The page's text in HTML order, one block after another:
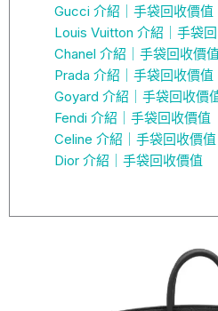
Gucci 介紹｜手袋回收價值
Louis Vuitton 介紹｜手袋
Chanel 介紹｜手袋回收價值
Prada 介紹｜手袋回收價值
Goyard 介紹｜手袋回收價
Fendi 介紹｜手袋回收價值
Celine 介紹｜手袋回收價值
Dior 介紹｜手袋回收價值